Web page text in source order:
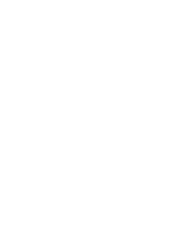
ključan je u ispravljanju krivog nosa.
obuku i stručnost.
može rezultirati
Ključno je istražiti i
iskustvo u uspješnim
se koriste za ispravljanje krivog
prilagođeni pristup individualnim
nosa mogu uključivati septoplastiku,
devijaciji nosa. Osteotomija uključuje
hrskavice može se povećati